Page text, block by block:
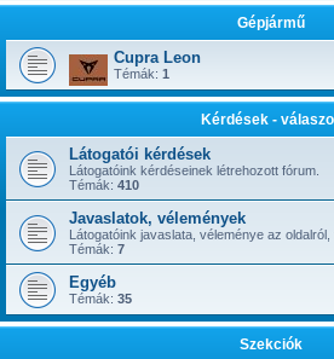
Gépjármű
Cupra Leon
Témák: 1
Kérdések -
Látogatói kérdések
Látogatóink kérdéseinek létrehozott fórum.
Témák: 410
Javaslatok, vélemények
Látogatóink javaslata, véleménye az oldalról,
Témák: 7
Egyéb
Témák: 35
Szekciók